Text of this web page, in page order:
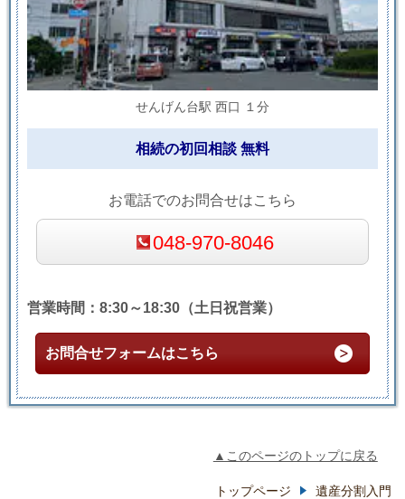
せんげん台駅 西口 １分
相続の初回相談 無料
お電話でのお問合せはこちら
048-970-8046
営業時間：8:30～18:30（土日祝営業）
お問合せフォームはこちら
▲このページのトップに戻る
トップページ 遺産分割入門